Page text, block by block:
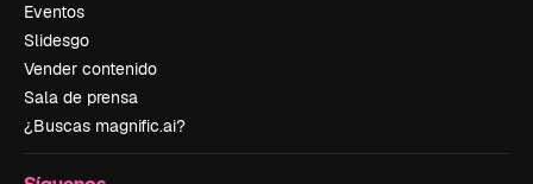
Eventos
Slidesgo
Vender contenido
Sala de prensa
¿Buscas magnific.ai?